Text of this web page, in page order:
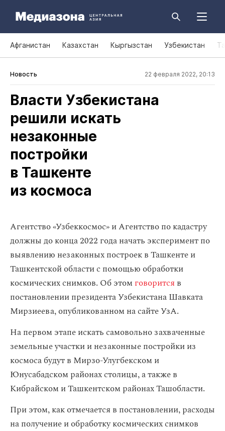
Афганистан Казахстан Кыргызстан Узбекистан
Новость 22 февраля 2022, 20:13
Власти Узбекистана
решили искать
незаконные
постройки
в Ташкенте
из космоса
Агентство «Узбеккосмос» и Агентство по кадастру
должны до конца 2022 года начать эксперимент по
выявлению незаконных построек в Ташкенте и
Ташкентской области с помощью обработки
космических снимков. Об этом говорится в
постановлении президента Узбекистана Шавката
Мирзиеева, опубликованном на сайте УзА.
На первом этапе искать самовольно захваченные
земельные участки и незаконные постройки из
космоса будут в Мирзо-Улугбекском и
Юнусабадском районах столицы, а также в
Кибрайском и Ташкентском районах Ташобласти.
При этом, как отмечается в постановлении, расходы
на получение и обработку космических снимков